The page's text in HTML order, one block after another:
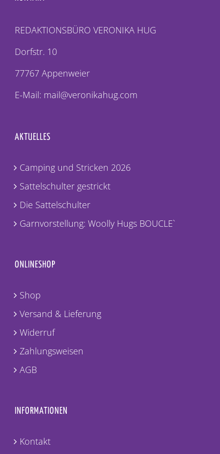
REDAKTIONSBÜRO VERONIKA HUG
Dorfstr. 10
77767 Appenweier
E-Mail: mail@veronikahug.com
AKTUELLES
Camping und Stricken 2026
Sattelschulter gestrickt
Die Sattelschulter
Garnvorstellung: Woolly Hugs BOUCLE`
ONLINESHOP
Shop
Versand & Lieferung
Widerruf
Zahlungsweisen
AGB
INFORMATIONEN
Kontakt